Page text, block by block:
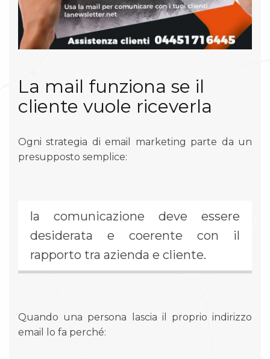
La mail funziona se il
cliente vuole riceverla
Ogni strategia di email marketing parte da un
presupposto semplice:
la comunicazione deve essere
desiderata e coerente con il
rapporto tra azienda e cliente.
Quando una persona lascia il proprio indirizzo
email lo fa perché: